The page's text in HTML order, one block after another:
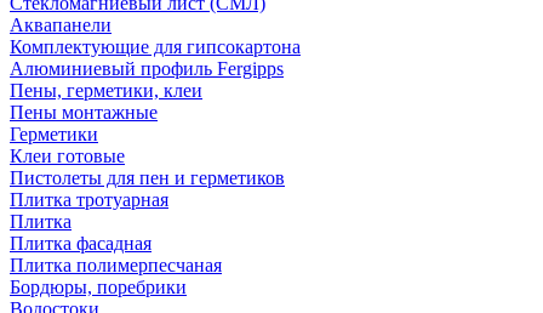
Аквапанели
Комплектующие для гипсокартона
Алюминиевый профиль Fergipps
Пены, герметики, клеи
Пены монтажные
Герметики
Клеи готовые
Пистолеты для пен и герметиков
Плитка тротуарная
Плитка
Плитка фасадная
Плитка полимерпесчаная
Бордюры, поребрики
Водостоки